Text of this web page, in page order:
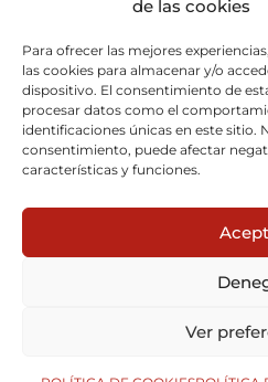
de las cookies
Para ofrecer las mejores
las cookies para almacenar y/o
dispositivo. El consentimiento de
procesar datos como el
identificaciones únicas en este sitio.
consentimiento, puede afectar
características y funciones.
Ver
28850 Torrejón
®Copyright 2026 – Rufino Navarro
Aviso legal Política de cookies
comunicación|Plan de